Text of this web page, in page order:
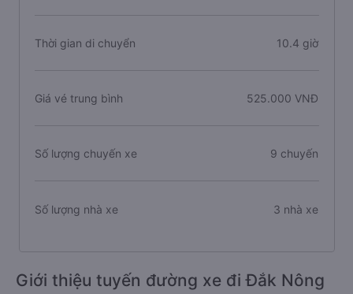
Thời gian di chuyển 10.4 giờ
Giá vé trung bình 525.000 VNĐ
Số lượng chuyến xe 9 chuyến
Số lượng nhà xe 3 nhà xe
Giới thiệu tuyến đường xe đi Đắk Nông